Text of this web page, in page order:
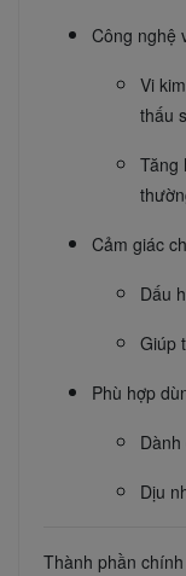
Công nghệ
Vi
thấu
Tăng
Cảm giác
Dấu
Giúp
Phù hợp
Dịu
Thành phần